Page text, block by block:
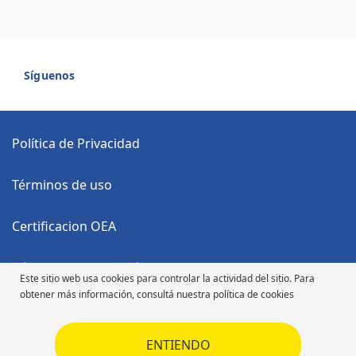
Este sitio web usa cookies para controlar la actividad del sitio. Para
obtener más información, consultá nuestra política de cookies
ENTIENDO
Síguenos
Política de Privacidad
Términos de uso
Certificacion OEA
Código Anticorrupción
Código de Ética